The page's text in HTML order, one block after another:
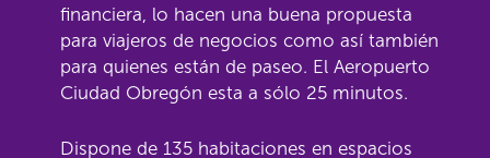
financiera, lo hacen una buena propuesta
para viajeros de negocios como así también
para quienes están de paseo. El Aeropuerto
Ciudad Obregón esta a sólo 25 minutos.
Dispone de 135 habitaciones en espacios